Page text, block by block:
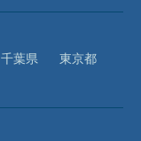
千葉県
東京都